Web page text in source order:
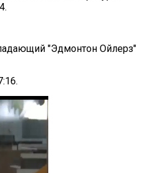
"Эдмонтон Ойлерз"